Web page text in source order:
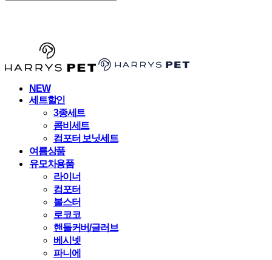
NEW
세트할인
3종세트
콤비세트
컴포터 보닛세트
여름상품
유모차용품
라이너
컴포터
볼스터
로코코
핸들커버/글러브
베시넷
파니에